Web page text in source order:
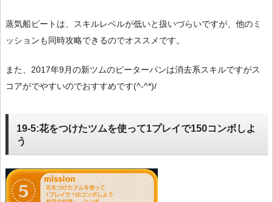
蒸気船ピートは、スキルレベルが低いと扱いづらいですが、他のミ
ッションも同時攻略できるのでオススメです。
また、2017年9月の新ツムのピーターパンは消去系スキルですがス
コアがでやすいのでおすすめです(^-^*)/
19-5:花をつけたツムを使って1プレイで150コンボしよ
う